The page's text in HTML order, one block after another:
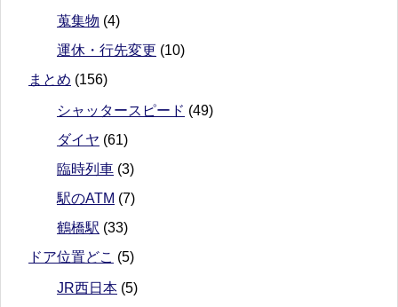
蒐集物 (4)
運休・行先変更 (10)
まとめ (156)
シャッタースピード (49)
ダイヤ (61)
臨時列車 (3)
駅のATM (7)
鶴橋駅 (33)
ドア位置どこ (5)
JR西日本 (5)